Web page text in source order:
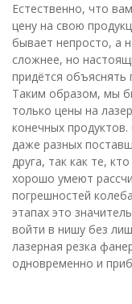
Естественно, что
цену на свою
бывает непросто, а
сложнее, но
придётся объяснять
Таким образом, мы
только цены на
конечных
даже разных
друга, так как те,
хорошо умеют
погрешностей
этапах это
войти в нишу без
лазерная резка
одновременно и